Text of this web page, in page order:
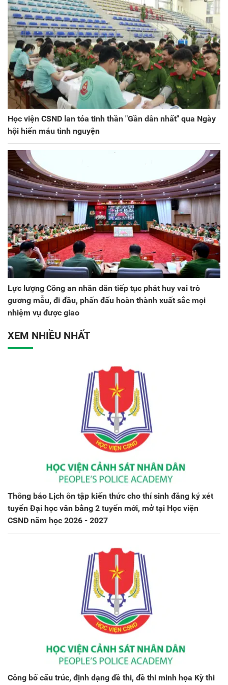
Học viện CSND lan tỏa tinh thần "Gần dân nhất" qua Ngày
hội hiến máu tình nguyện
Lực lượng Công an nhân dân tiếp tục phát huy vai trò
gương mẫu, đi đầu, phấn đấu hoàn thành xuất sắc mọi
nhiệm vụ được giao
XEM NHIỀU NHẤT
Thông báo Lịch ôn tập kiến thức cho thí sinh đăng ký xét
tuyển Đại học văn bằng 2 tuyển mới, mở tại Học viện
CSND năm học 2026 - 2027
Công bố cấu trúc, định dạng đề thi, đề thi minh họa Kỳ thi